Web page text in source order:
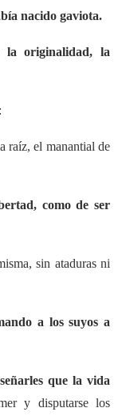
nacido gaviota.
la originalidad, la
raíz, el manantial de
como de ser
sin ataduras ni
a los suyos a
que la vida
y disputarse los